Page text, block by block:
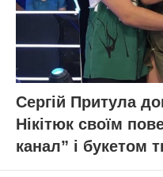
Сергій Притула
Нікітюк своїм
канал” і букетом